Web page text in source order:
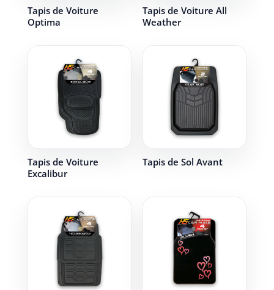
Tapis de Voiture
Optima
Tapis de Voiture All
Weather
Tapis de Voiture
Excalibur
Tapis de Sol Avant